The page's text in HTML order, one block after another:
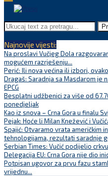
Najnovije vijesti:
Na proslavi Vučjeg Dola
mogućem razrješenju...
Perić: Ili nova većina ili izbori,
Dragaš: Saradnja sa Masdarom je
EPCG
Besplatni udžbenici za više od
ponedjeljak
Kao iz snova – Crna Gora u finalu
Pejak: Hoće li Milan Knežević i
Spajić: Otvaramo vrata američkim
tehnologijama, rezultati saradnje
Serbian Times: Vučić podijelio
Delegacija EU: Crna Gora nije dio
Potpisan ugovor za prvu fazu
vrijednu...